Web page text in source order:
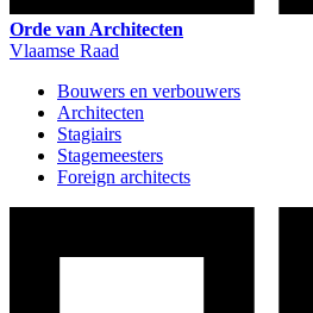
Orde van Architecten
Vlaamse Raad
Bouwers en verbouwers
Architecten
Stagiairs
Stagemeesters
Foreign architects